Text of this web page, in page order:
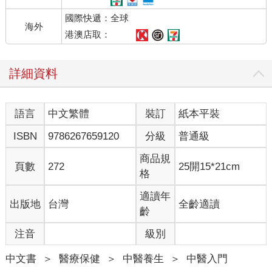
海外
國際快遞：全球
港澳店取：
詳細資料
語言 中文繁體 裝訂
紙本平裝
ISBN
9786267659120 分級 普通級
頁數 272
商品規
格
25開15*21cm
出版地 台灣
適讀年
齡
全齡適讀
注音 級別
中文書 ＞ 醫療保健 ＞ 中醫養生 ＞ 中醫入門